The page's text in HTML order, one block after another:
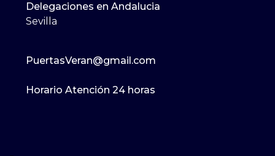
Delegaciones en Andalucia
Sevilla
PuertasVeran@gmail.com
Horario Atención 24 horas